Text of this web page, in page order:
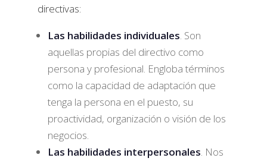
directivas:
Las habilidades individuales. Son
aquellas propias del directivo como
persona y profesional. Engloba términos
como la capacidad de adaptación que
tenga la persona en el puesto, su
proactividad, organización o visión de los
negocios.
Las habilidades interpersonales. Nos